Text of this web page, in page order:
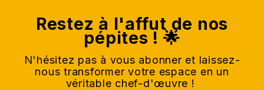
Restez à l'affut de nos
pépites ! 🌟
N'hésitez pas à vous abonner et laissez-
nous transformer votre espace en un
véritable chef-d'œuvre !